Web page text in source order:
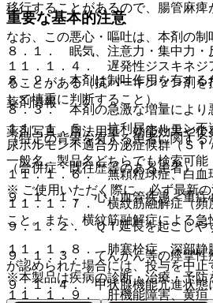
重要な基本的注意
８．１． 眠気、注意力・集中力・
８．２． 本剤は制吐作用を有する
８．３． 本剤の急激な増量により
（特定の背景を有する患者に関する
（合併症・既往歴等のある患者）
９．１．１． 心・血管疾患＜重症
９．１．２． ＱＴ延長を起こしや
９．１．３． てんかん等の痙攣性
９．１．４． 甲状腺機能亢進状態
移行することがあるので、腸管麻痺
なお、この悪心・嘔吐は、本剤の
１１．１．４． 遅発性ジスキネジ
ることがある（抗パーキンソン剤
して慎重に判断すること）。
１１．１．５． 抗利尿ホルモン不
尿ホルモン不適合分泌症候群（Ｓ
１１．１．６． 無顆粒球症、白血
１１．１．７． 横紋筋融解症（頻
こと。また、横紋筋融解症による
１１．１．８． 肺塞栓症、深部静
が認められた場合には、投与を中
１１．１．９． 肝機能障害、黄疸
薬剤情報
薬剤写真、用法用量、効能効果や
一般名、製品名どちらでも検索可能
※ ご使用いただく際に、必ず最新
※本製品は疾病の診断・治療・予防